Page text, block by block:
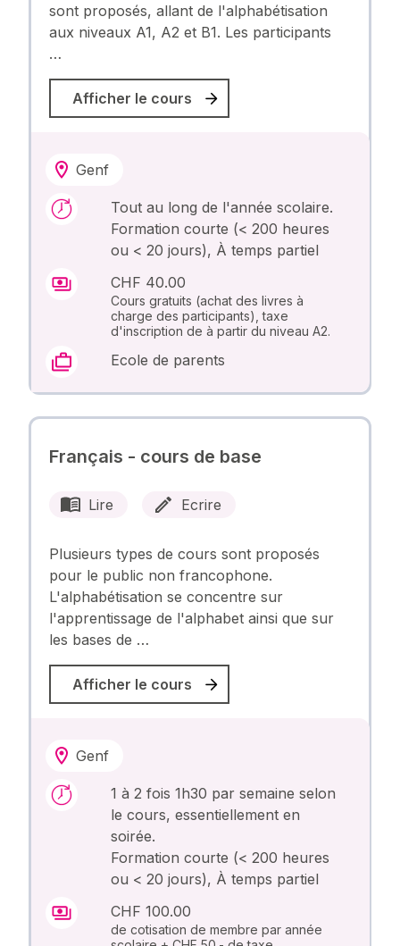
sont proposés, allant de l'alphabétisation
aux niveaux A1, A2 et B1. Les participants
…
Afficher le cours
Genf
Tout au long de l'année scolaire.
Formation courte (< 200 heures
ou < 20 jours), À temps partiel
CHF 40.00
Cours gratuits (achat des livres à
charge des participants), taxe
d'inscription de à partir du niveau A2.
Ecole de parents
Français - cours de base
Lire Ecrire
Plusieurs types de cours sont proposés
pour le public non francophone.
L'alphabétisation se concentre sur
l'apprentissage de l'alphabet ainsi que sur
les bases de …
Afficher le cours
Genf
1 à 2 fois 1h30 par semaine selon
le cours, essentiellement en
soirée.
Formation courte (< 200 heures
ou < 20 jours), À temps partiel
CHF 100.00
de cotisation de membre par année